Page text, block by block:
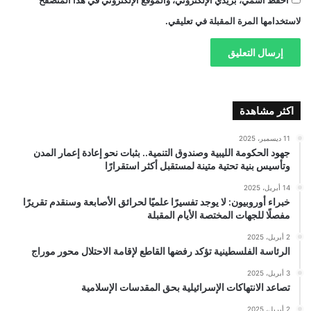
لاستخدامها المرة المقبلة في تعليقي.
اكثر مشاهدة
11 ديسمبر، 2025
جهود الحكومة الليبية وصندوق التنمية.. بثبات نحو إعادة إعمار المدن
وتأسيس بنية تحتية متينة لمستقبل أكثر استقرارًا
14 أبريل، 2025
خبراء أوروبيون: لا يوجد تفسيرًا علميًا لحرائق الأصابعة وسنقدم تقريرًا
مفصلًا للجهات المختصة الأيام المقبلة
2 أبريل، 2025
الرئاسة الفلسطينية تؤكد رفضها القاطع لإقامة الاحتلال محور موراج
3 أبريل، 2025
تصاعد الانتهاكات الإسرائيلية بحق المقدسات الإسلامية
2 أبريل، 2025